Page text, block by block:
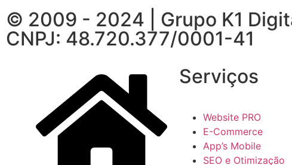
© 2009 - 2024 | Grupo K1
CNPJ: 48.720.377/0001-41
Serviços
Website PRO
E-Commerce
App’s Mobile
SEO e Otimização